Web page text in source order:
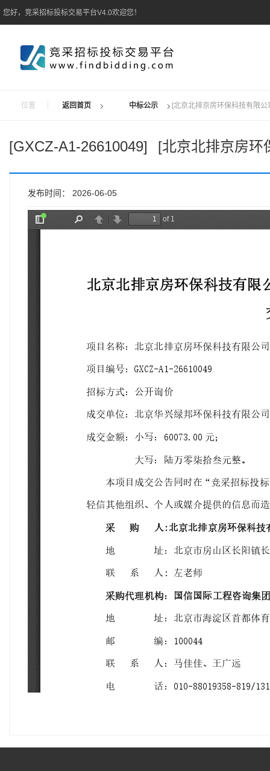
您好，竞采招标投标交易平台V4.0欢迎您！
位置 返回首页 中标公示 [北京北排京房环保科技有限
[GXCZ-A1-26610049] [北京北排京房环
发布时间： 2026-06-05